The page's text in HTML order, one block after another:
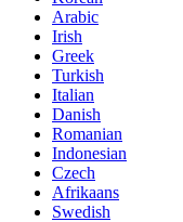
Arabic
Irish
Greek
Turkish
Italian
Danish
Romanian
Indonesian
Czech
Afrikaans
Swedish